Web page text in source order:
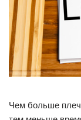
Чем больше